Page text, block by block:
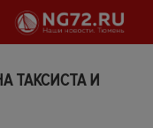
ТАКСИСТА И